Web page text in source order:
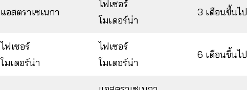
แอสตราเซเนกา
ไฟเซอร์
โมเดอร์น่า
3 เดือนขึ้นไป
ไฟเซอร์
โมเดอร์น่า
ไฟเซอร์
โมเดอร์น่า
6 เดือนขึ้นไป